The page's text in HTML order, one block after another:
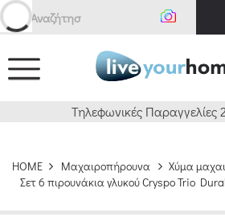
Αναζήτηση
Τηλεφωνικές Παραγγελίες
HOME Μαχαιροπήρουνα
Χύμα
Σετ 6 πιρουνάκια γλυκού Cryspo Trio